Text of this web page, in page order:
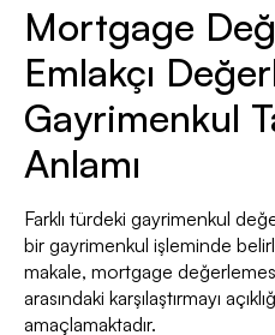
Mortgage
Emlakçı
Gayrimenkul
Anlamı
Farklı türdeki gayrimenkul
bir gayrimenkul işleminde
makale, mortgage
arasındaki karşılaştırmayı
amaçlamaktadır.